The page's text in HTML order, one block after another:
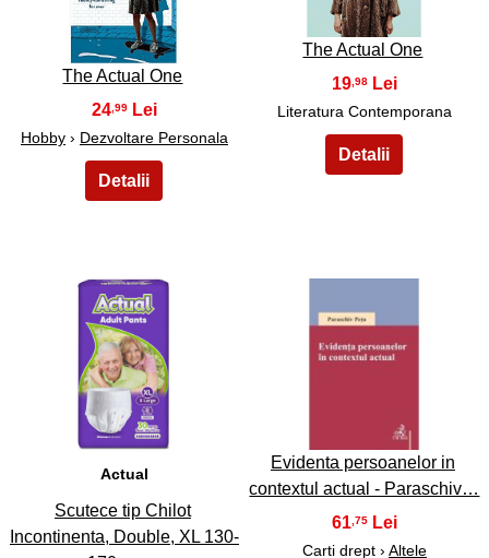
The Actual One
24 ,99
Hobby› Dezvoltare Personala
The Actual One
19,98
Literatura Contemporana
3
Actual
Scutece tip Chilot
Incontinenta, Double, XL 130-
Evidenta persoanelor in
contextul actual - Paraschiv…
61 ,75
Carti drept › Altele